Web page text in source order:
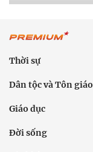
Thời sự
Dân tộc và Tôn giáo
Giáo dục
Đời sống